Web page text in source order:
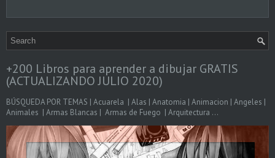
+200 Libros para aprender a dibujar GRATIS
(ACTUALIZANDO JULIO 2020)
BÚSQUEDA POR TEMAS | Acuarela | Alas | Anatomia | Animacion | Angeles |
Animales | Armas Blancas | Armas de Fuego | Arquitectura ...